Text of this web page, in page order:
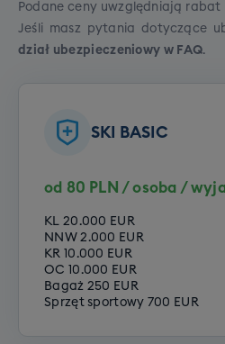
Cena grupowego
790 zł.
wyjazd zadeklaruj
poziomów Twojego
Opcje do wyboru:
Poziom zero
Poziom początkujący
Poziom
Poziom zaawansowany
WAŻNE- dzięki
indywidualne jesteśmy w
zależy od liczby zapisów i
będzie w języku
niewystarczającej liczby
Opcje do wyboru:
Szkolenie narciarskie
Szkolenie snowboardowe
Podane ceny uwzględniają rabat
Jeśli masz pytania dotyczące
dział ubezpieczeniowy w FAQ.
SKI BASIC
od 80 PLN / osoba /
KL 20.000 EUR
NNW 2.000 EUR
KR 10.000 EUR
OC 10.000 EUR
Bagaż 250 EUR
Sprzęt sportowy 700 EUR